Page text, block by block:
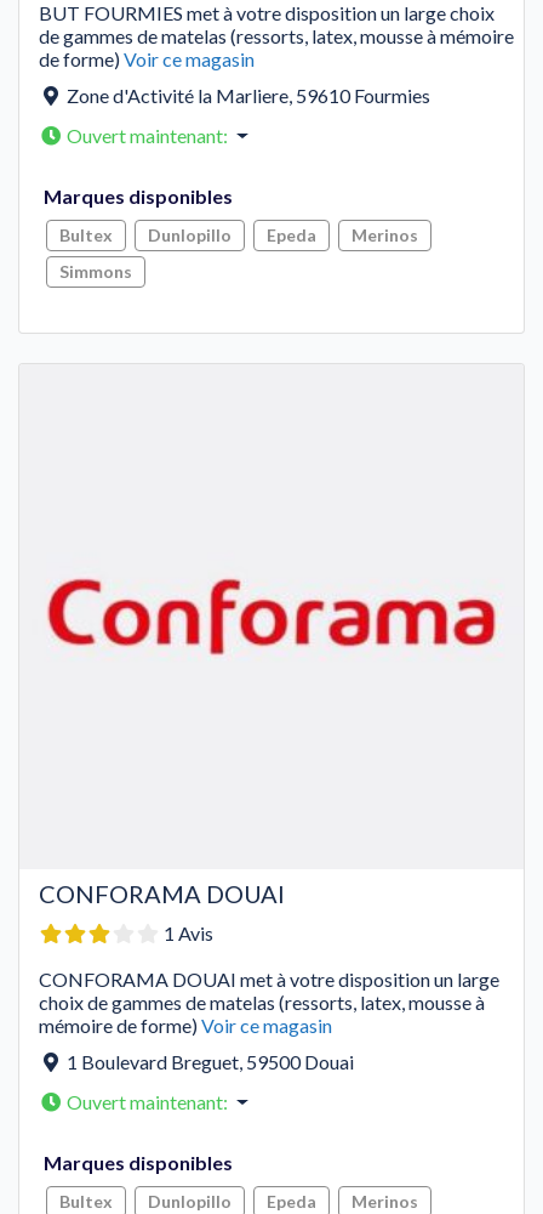
BUT FOURMIES met à votre disposition un large choix
de gammes de matelas (ressorts, latex, mousse à mémoire
de forme)Voir ce magasin
Zone d'Activité la Marliere, 59610 Fourmies
Ouvert maintenant:
Marques disponibles
Bultex Dunlopillo Epeda
Merinos
Simmons
CONFORAMA DOUAI
1 Avis
CONFORAMA DOUAI met à votre disposition un large
choix de gammes de matelas (ressorts, latex, mousse à
mémoire de forme)Voir ce magasin
1 Boulevard Breguet, 59500 Douai
Ouvert maintenant:
Marques disponibles
Bultex Dunlopillo Epeda
Merinos